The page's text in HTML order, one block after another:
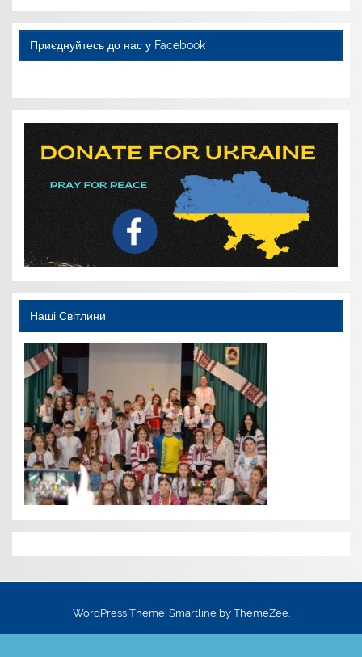
Приєднуйтесь до нас у Facebook
Наші Світлини
WordPress Theme: Smartline by ThemeZee.